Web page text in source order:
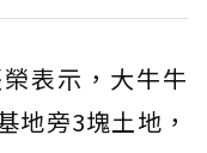
表示，大牛牛
地旁3塊土地，